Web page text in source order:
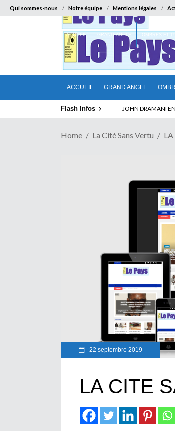
Qui sommes-nous Notre équipe Mentions légales
ACCUEIL GRAND ANGLE
ACCUEIL GRAND ANGLE OMBRES ET
Flash Infos ABSENCE
Home La Cité Sans Vertu LA
22 septembre 2019
LA CITE